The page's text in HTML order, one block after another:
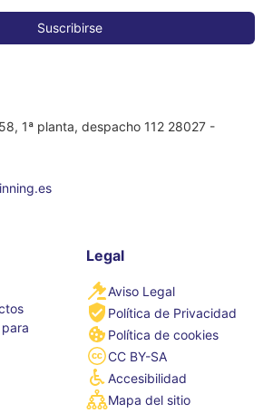
1ª planta, despacho 112 28027 -
Legal
Aviso Legal
Política de Privacidad
Política de cookies
CC BY-SA
Accesibilidad
Mapa del sitio